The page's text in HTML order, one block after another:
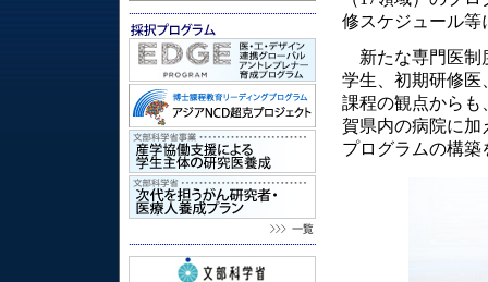
修スケジュール等
新たな専門医制
学生、初期研修医
課程の観点からも
賀県内の病院に加
プログラムの構築